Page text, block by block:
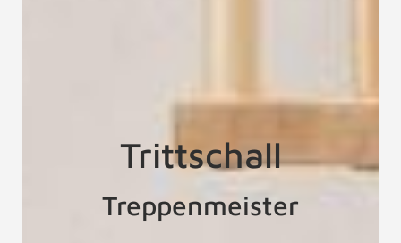
Trittschall
Treppenmeister